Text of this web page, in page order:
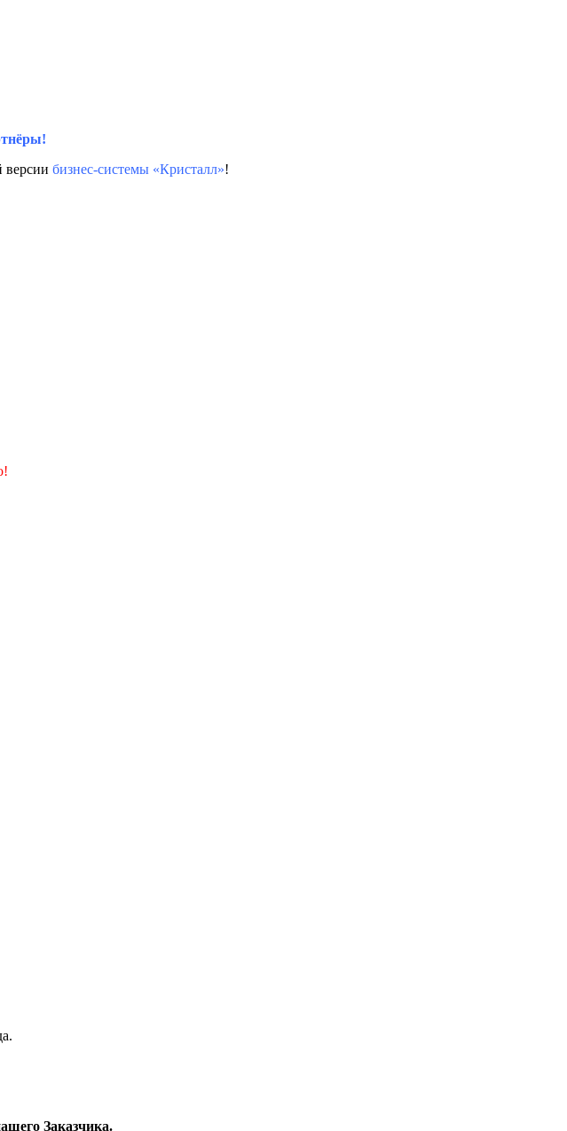
версии бизнес-системы «Кристалл»!
Заказчика.